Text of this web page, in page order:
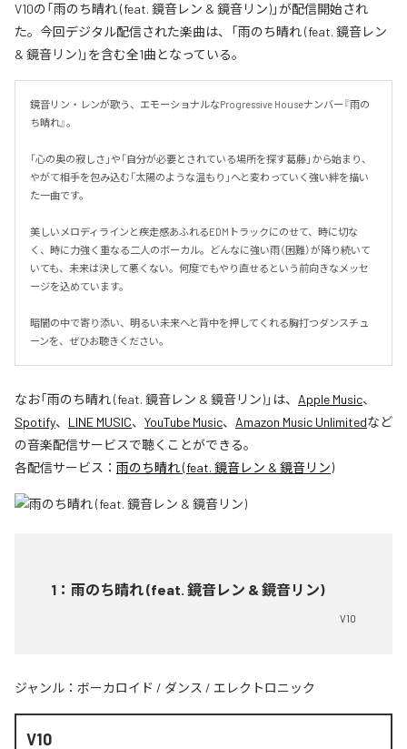
V10の「雨のち晴れ (feat. 鏡音レン & 鏡音リン)」が配信開始され
た。今回デジタル配信された楽曲は、「雨のち晴れ (feat. 鏡音レン
& 鏡音リン)」を含む全1曲となっている。
鏡音リン・レンが歌う、エモーショナルなProgressive Houseナンバー『雨の
ち晴れ』。
「心の奥の寂しさ」や「自分が必要とされている場所を探す葛藤」から始まり、
やがて相手を包み込む「太陽のような温もり」へと変わっていく強い絆を描い
た一曲です。
美しいメロディラインと疾走感あふれるEDMトラックにのせて、時に切な
く、時に力強く重なる二人のボーカル。どんなに強い雨（困難）が降り続いて
いても、未来は決して悪くない。何度でもやり直せるという前向きなメッセ
ージを込めています。
暗闇の中で寄り添い、明るい未来へと背中を押してくれる胸打つダンスチュ
ーンを、ぜひお聴きください。
なお「雨のち晴れ (feat. 鏡音レン & 鏡音リン)」は、 Apple Music、
Spotify、 LINE MUSIC、 YouTube Music、 Amazon Music Unlimitedなど
の音楽配信サービスで聴くことができる。
各配信サービス： 雨のち晴れ (feat. 鏡音レン & 鏡音リン)
1 ： 雨のち晴れ (feat. 鏡音レン & 鏡音リン)
V10
ジャンル： ボーカロイド / ダンス / エレクトロニック
V10